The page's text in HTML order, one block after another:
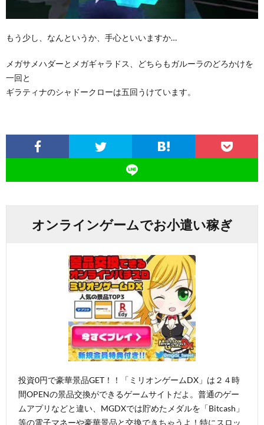
もう少し、なんというか、手心といいますか…
メガサメハダーとメガギャラドス、どちらもガルーラのどろかけを
一回と
ギラティナのシャドークローは五回うけています。
オンラインゲームでお小遣い稼ぎ
投資0円で豪華景品GET！！「ミリオンゲームDX」は２４時
間OPENの景品交換ができるゲームサイトだよ。普通のゲー
ムアプリなどと違い、MGDXでは貯めたメダルを「Bitcash」
等の電子マネーや豪華景品と交換できちゃうよ！特にスロッ